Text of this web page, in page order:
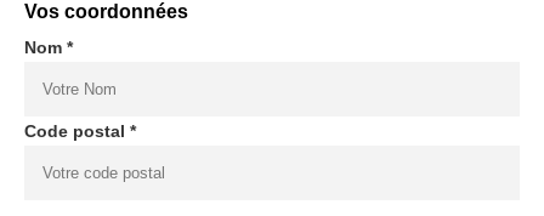
Vos coordonnées
Nom *
Code postal *